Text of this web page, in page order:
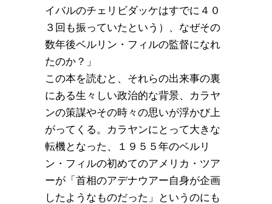
イバルのチェリビダッケはすでに４０
３回も振っていたという）、なぜその
数年後ベルリン・フィルの監督になれ
たのか？」
この本を読むと、それらの出来事の裏
にある生々しい政治的な背景、カラヤ
ンの策謀やその時々の思いが浮かび上
がってくる。カラヤンにとって大きな
転機となった、１９５５年のベルリ
ン・フィルの初めてのアメリカ・ツア
ーが「首相のアデナウアー自身が企画
したようなものだった」というのにも